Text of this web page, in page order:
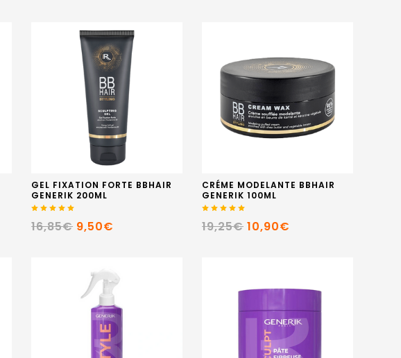
GEL FIXATION FORTE BBHAIR
GENERIK 200ML
16,85€ 9,50€
CRÉME MODELANTE BBHAIR
GENERIK 100ML
19,25€ 10,90€